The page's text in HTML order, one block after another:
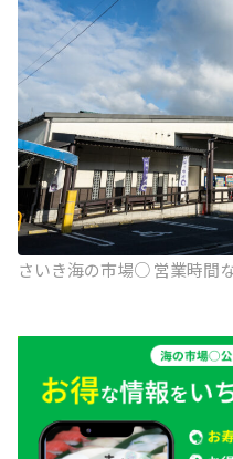
さいき海の市場○ 営業時間